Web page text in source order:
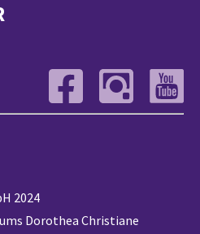
2024
Dorothea Christiane